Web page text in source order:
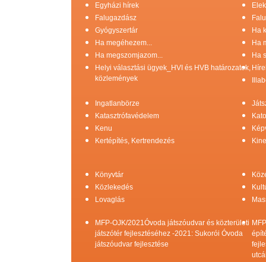
Egyházi hírek
Falugazdász
Gyógyszertár
Ha
Ha megéhezem...
Ha
Ha megszomjazom...
Ha
Helyi választási ügyek_HVI és HVB határozatok,
közlemények
Ingatlanbörze
Katasztrófavédelem
Kenu
Kertépítés, Kertrendezés
Könyvtár
Közlekedés
Lovaglás
MFP-OJK/2021Óvoda játszóudvar és közterületi
játszótér fejlesztéséhez -2021: Sukorói Óvoda
játszóudvar fejlesztése